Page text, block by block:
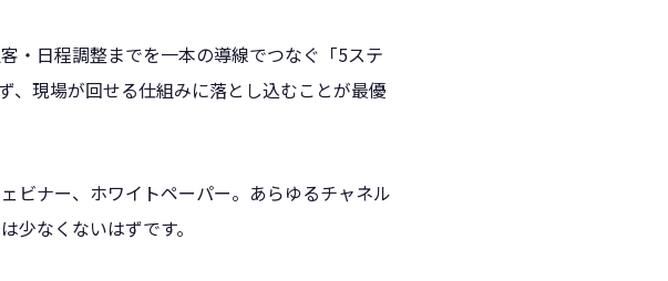
・日程調整までを一本の導線でつなぐ「5ステ
、現場が回せる仕組みに落とし込むことが最優
ビナー、ホワイトペーパー。あらゆるチャネル
少なくないはずです。